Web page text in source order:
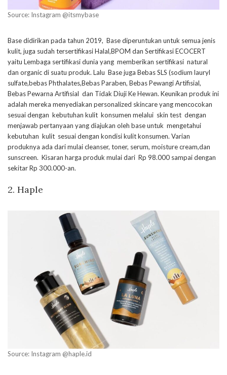
Source: Instagram @itsmybase
Base didirikan pada tahun 2019, Base diperuntukan untuk semua jenis
kulit, juga sudah tersertifikasi Halal,BPOM dan Sertifikasi ECOCERT
yaitu Lembaga sertifikasi dunia yang memberikan sertifikasi natural
dan organic di suatu produk. Lalu Base juga Bebas SLS (sodium lauryl
sulfate,bebas Phthalates,Bebas Paraben, Bebas Pewangi Artifisial,
Bebas Pewarna Artifisial dan Tidak Diuji Ke Hewan. Keunikan produk ini
adalah mereka menyediakan personalized skincare yang mencocokan
sesuai dengan kebutuhan kulit konsumen melalui skin test dengan
menjawab pertanyaan yang diajukan oleh base untuk mengetahui
kebutuhan kulit sesuai dengan kondisi kulit konsumen. Varian
produknya ada dari mulai cleanser, toner, serum, moisture cream,dan
sunscreen. Kisaran harga produk mulai dari Rp 98.000 sampai dengan
sekitar Rp 300.000-an.
2. Haple
Source: Instagram @haple.id